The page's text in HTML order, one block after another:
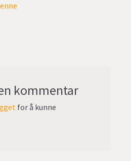
kommentar
for å kunne